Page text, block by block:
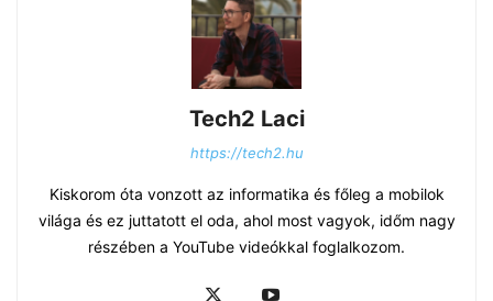
Tech2 Laci
https://tech2.hu
Kiskorom óta vonzott az informatika és főleg a mobilok
világa és ez juttatott el oda, ahol most vagyok, időm nagy
részében a YouTube videókkal foglalkozom.